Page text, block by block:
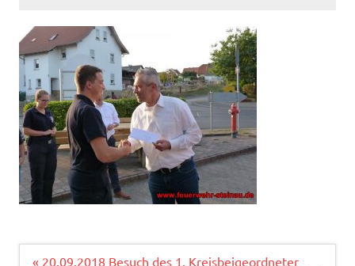
Beitragsnavigation
« 20.09.2018 Besuch des 1. Kreisbeigeordneter